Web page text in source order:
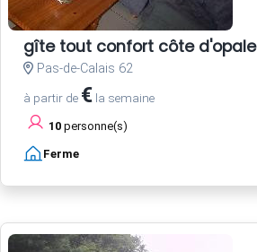
gîte tout confort côte d'opale
Pas-de-Calais 62
à partir de € la semaine
10 personne(s)
Ferme